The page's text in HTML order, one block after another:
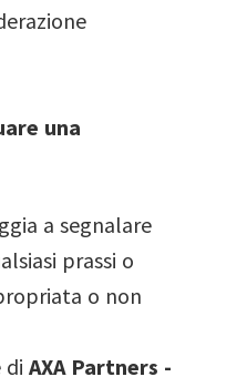
una
a segnalare
prassi o
o non
di AXA Partners -